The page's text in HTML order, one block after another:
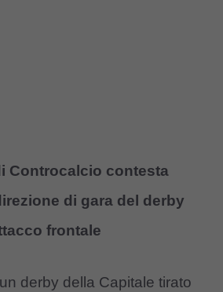
Controcalcio contesta
di gara del derby
frontale
derby della Capitale tirato